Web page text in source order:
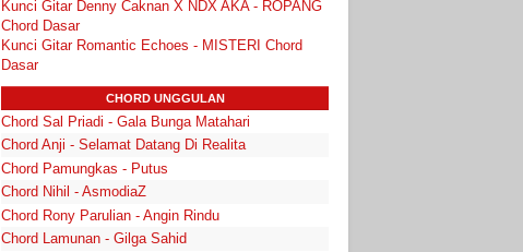
Kunci Gitar Denny Caknan X NDX AKA - ROPANG
Chord Dasar
Kunci Gitar Romantic Echoes - MISTERI Chord
Dasar
CHORD UNGGULAN
Chord Sal Priadi - Gala Bunga Matahari
Chord Anji - Selamat Datang Di Realita
Chord Pamungkas - Putus
Chord Nihil - AsmodiaZ
Chord Rony Parulian - Angin Rindu
Chord Lamunan - Gilga Sahid